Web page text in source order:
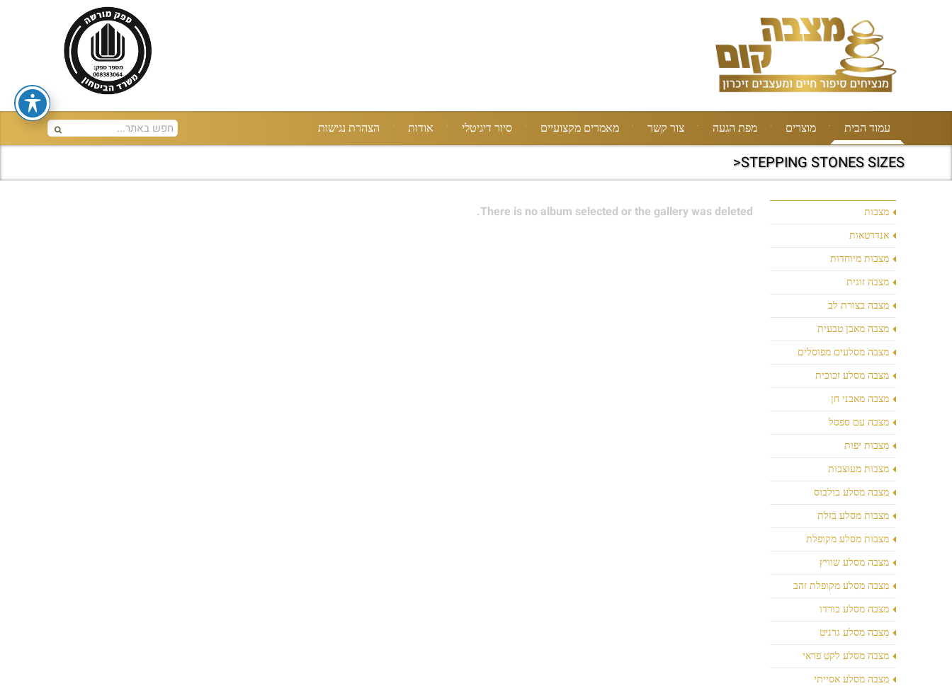
עמוד הבית מוצרים מפת הגעה צור קשר מאמרים מקצועיים סיור דיגיטלי אודות הצהרת נגישות
STEPPING STONES SIZES<
מצבות
אנדרטאות
מצבות מיוחדות
מצבה זוגית
מצבה בצורת לב
מצבה מאבן טבעית
מצבה מסלעים מפוסלים
מצבה מסלע זכוכית
מצבה מאבני חן
מצבה עם ספסל
מצבות יפות
מצבות מעוצבות
מצבה מסלע בולבוס
מצבות מסלע בזלת
מצבות מסלע מקופלת
מצבה מסלע שוויץ
מצבה מסלע מקופלת זהב
מצבה מסלע בורדו
מצבה מסלע גרניט
מצבה מסלע לקט פראי
מצבה מסלע אסייתי
There is no album selected or the gallery was deleted.